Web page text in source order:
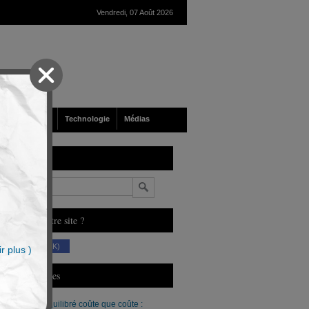
Vendredi, 07 Août 2026
Société Technologie Médias
Vous aimez notre site ?
(230 K)
Derniers Articles
Un budget équilibré coûte que coûte :
plus )